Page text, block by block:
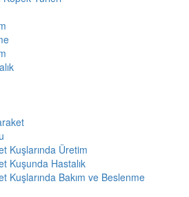
Kuşlarında Üretim
Kuşunda Hastalık
Kuşlarında Bakım ve Beslenme